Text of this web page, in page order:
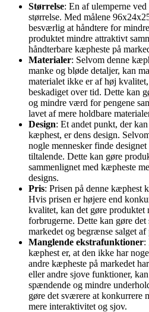
Størrelse: En af ulemperne
størrelse. Med målene
besværlig at håndtere for
produktet mindre attraktivt
håndterbare kæpheste på
Materialer: Selvom denne
manke og bløde detaljer, kan
materialet ikke er af høj
beskadiget over tid. Dette kan
og mindre værd for pengene
lavet af mere holdbare
Design: Et andet punkt, der
kæphest, er dens design.
nogle mennesker finde
tiltalende. Dette kan gøre
sammenlignet med kæpheste
designs.
Pris: Prisen på denne kæphest
Hvis prisen er højere end
kvalitet, kan det gøre
forbrugerne. Dette kan gøre
markedet og begrænse salget af
Manglende ekstrafunktioner:
kæphest er, at den ikke har
andre kæpheste på markedet
eller andre sjove funktioner,
spændende og mindre
gøre det sværere at konkurrere
mere interaktivitet og sjov.